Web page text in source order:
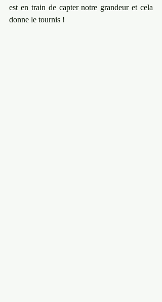
est en train de capter notre grandeur et cela
donne le tournis !